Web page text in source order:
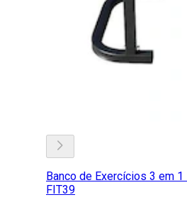
Banco de Exercícios 3 em
FIT39